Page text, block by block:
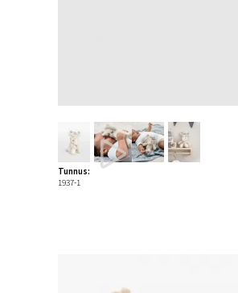
Tunnus:
1937-1